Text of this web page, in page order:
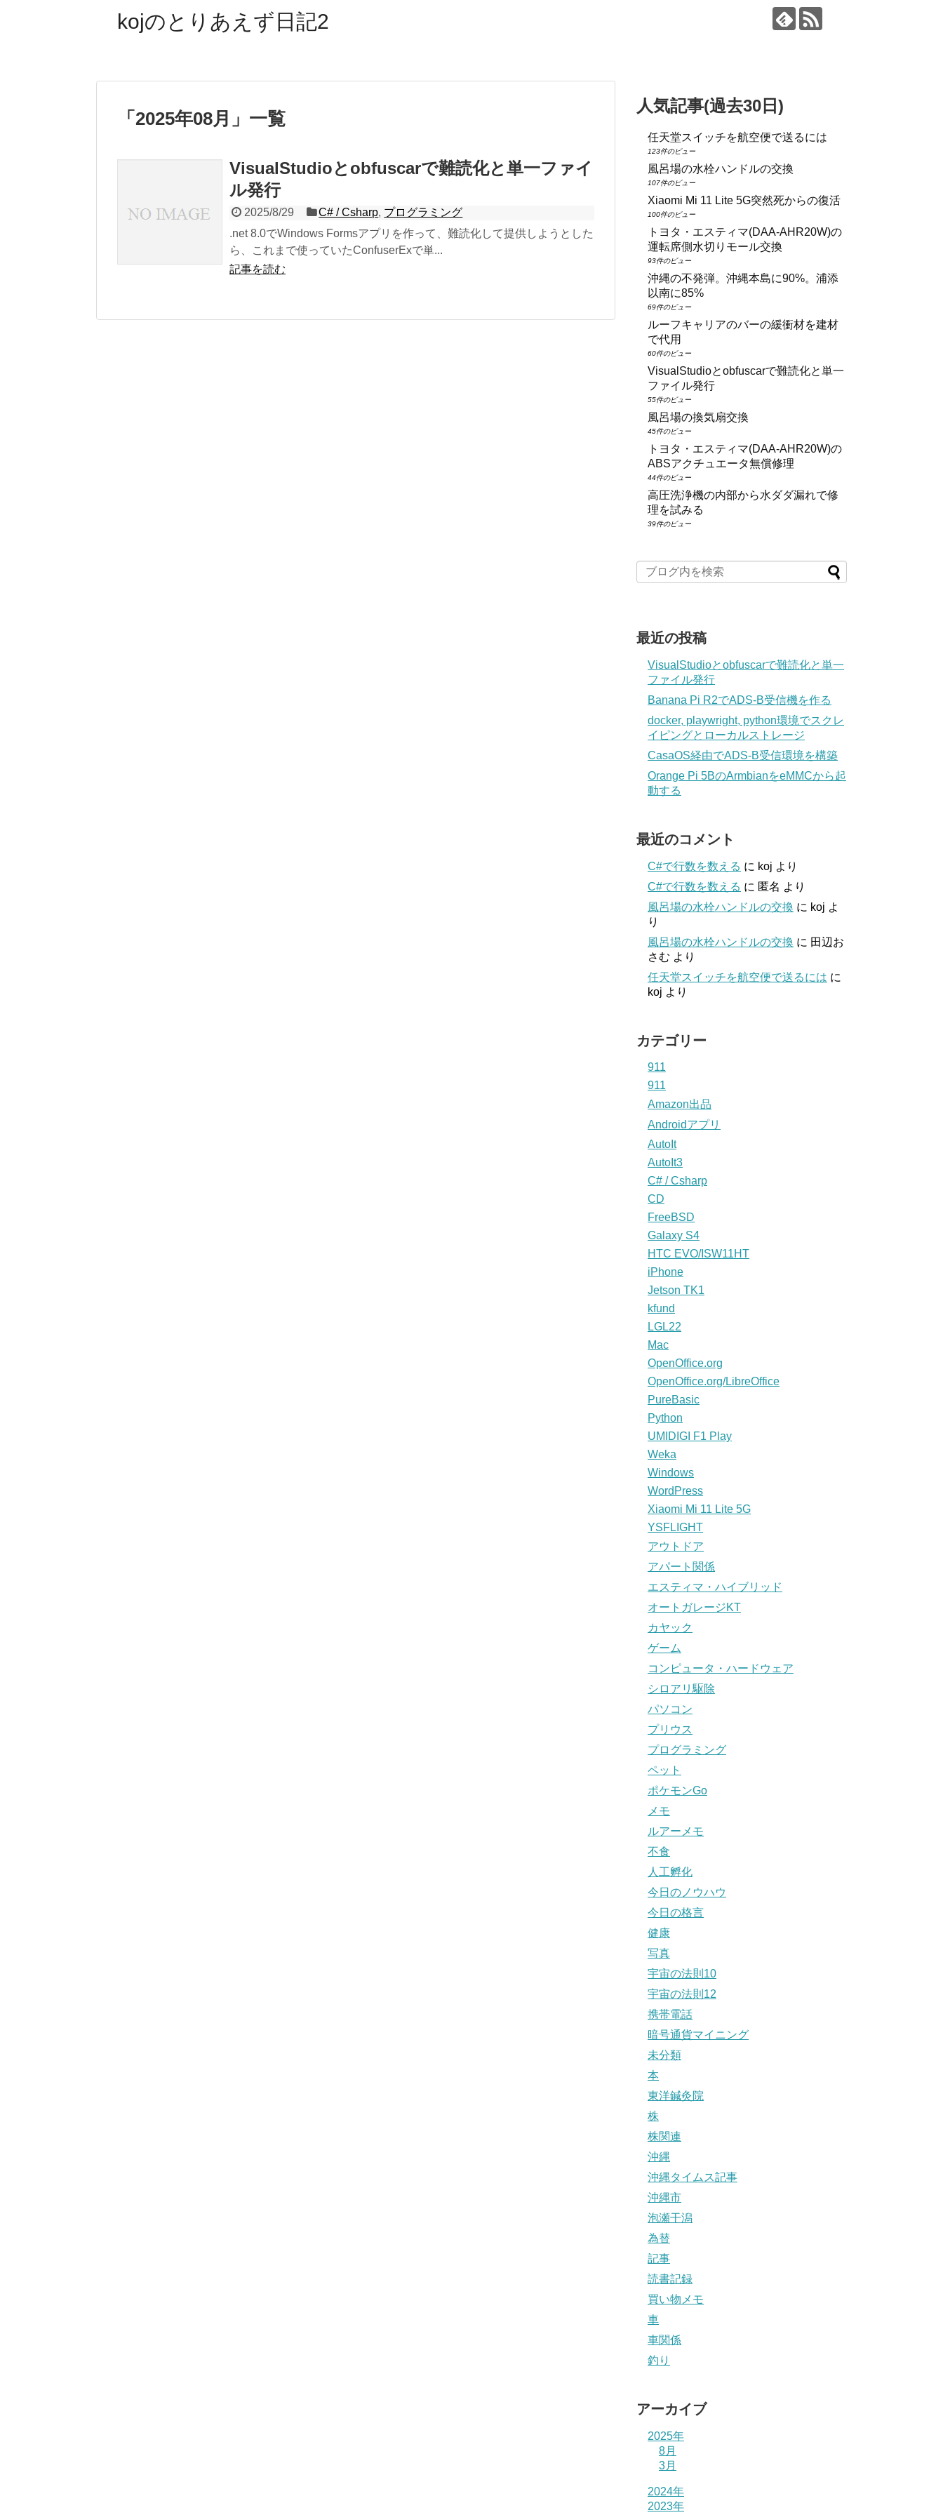
kojのとりあえず日記2
「 2025年08月 」 一覧
VisualStudioとobfuscarで難読化と単一ファイ
ル発行
2025/8/29 C# / Csharp, プログラミング
.net 8.0でWindows Formsアプリを作って、難読化して提供しようとした
ら、これまで使っていたConfuserExで単...
記事を読む
人気記事(過去30日)
任天堂スイッチを航空便で送るには
123件のビュー
風呂場の水栓ハンドルの交換
107件のビュー
Xiaomi Mi 11 Lite 5G突然死からの復活
100件のビュー
トヨタ・エスティマ(DAA‑AHR20W)の
運転席側水切りモール交換
93件のビュー
沖縄の不発弾。沖縄本島に90%。浦添
以南に85%
69件のビュー
ルーフキャリアのバーの緩衝材を建材
で代用
60件のビュー
VisualStudioとobfuscarで難読化と単一
ファイル発行
55件のビュー
風呂場の換気扇交換
45件のビュー
トヨタ・エスティマ(DAA‑AHR20W)の
ABSアクチュエータ無償修理
44件のビュー
高圧洗浄機の内部から水ダダ漏れで修
理を試みる
39件のビュー
最近の投稿
VisualStudioとobfuscarで難読化と単一
ファイル発行
Banana Pi R2でADS-B受信機を作る
docker, playwright, python環境でスクレ
イピングとローカルストレージ
CasaOS経由でADS-B受信環境を構築
Orange Pi 5BのArmbianをeMMCから起
動する
最近のコメント
C#で行数を数える に koj より
C#で行数を数える に 匿名 より
風呂場の水栓ハンドルの交換 に koj よ
り
風呂場の水栓ハンドルの交換 に 田辺お
さむ より
任天堂スイッチを航空便で送るには に
koj より
カテゴリー
911
911
Amazon出品
Androidアプリ
AutoIt
AutoIt3
C# / Csharp
CD
FreeBSD
Galaxy S4
HTC EVO/ISW11HT
iPhone
Jetson TK1
kfund
LGL22
Mac
OpenOffice.org
OpenOffice.org/LibreOffice
PureBasic
Python
UMIDIGI F1 Play
Weka
Windows
WordPress
Xiaomi Mi 11 Lite 5G
YSFLIGHT
アウトドア
アパート関係
エスティマ・ハイブリッド
オートガレージKT
カヤック
ゲーム
コンピュータ・ハードウェア
シロアリ駆除
パソコン
プリウス
プログラミング
ペット
ポケモンGo
メモ
ルアーメモ
不食
人工孵化
今日のノウハウ
今日の格言
健康
写真
宇宙の法則10
宇宙の法則12
携帯電話
暗号通貨マイニング
未分類
本
東洋鍼灸院
株
株関連
沖縄
沖縄タイムス記事
沖縄市
泡瀬干潟
為替
記事
読書記録
買い物メモ
車
車関係
釣り
アーカイブ
2025年
8月
3月
2024年
2023年